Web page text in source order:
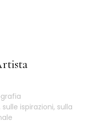
ispirazioni, sulla